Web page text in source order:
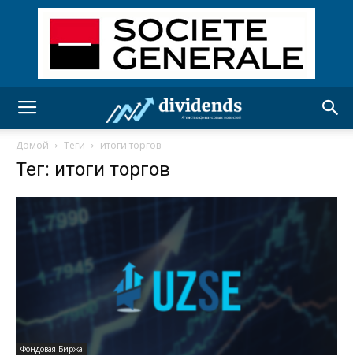
Домой Теги итоги торгов
Тег: итоги торгов
Фондовая Биржа